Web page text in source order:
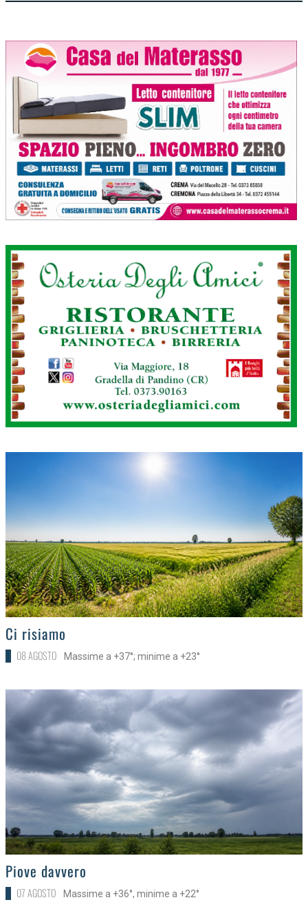
>
Ci risiamo
08 AGOSTO Massime a +37°; minime a +23°
>
Piove davvero
07 AGOSTO Massime a +36°, minime a +22°